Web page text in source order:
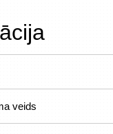
veids